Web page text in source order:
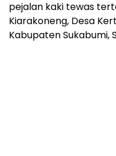
pejalan kaki tewas
Kiarakoneng, Desa
Kabupaten Sukabumi,